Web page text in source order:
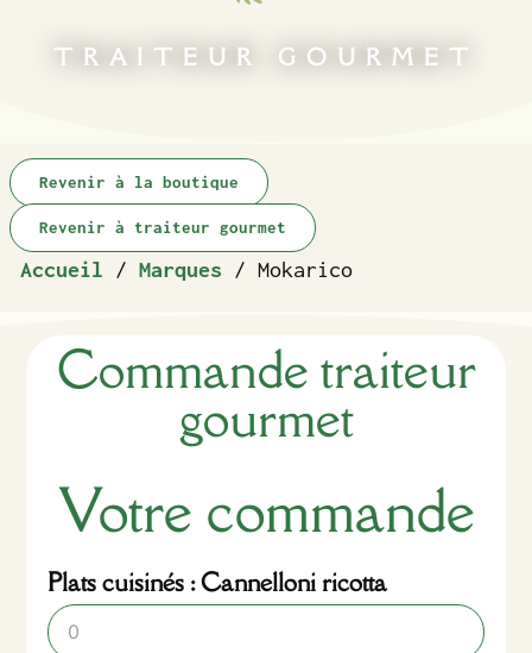
TRAITEUR GOURMET
Revenir à la boutique
Revenir à traiteur gourmet
Accueil / Marques / Mokarico
Commande traiteur
gourmet
Votre commande
Plats cuisinés : Cannelloni ricotta